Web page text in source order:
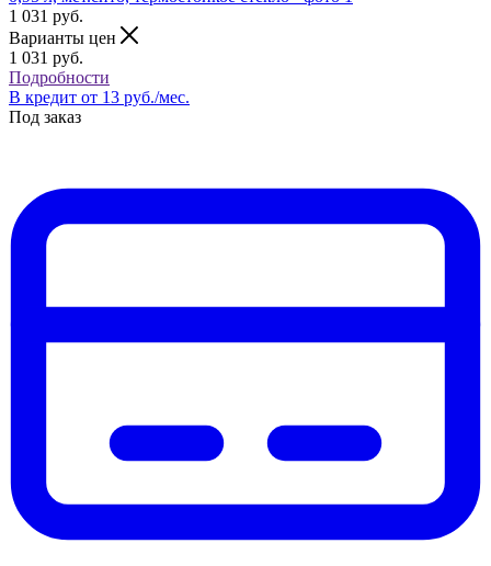
1 031 руб.
Варианты цен
1 031 руб.
Подробности
В кредит от 13 руб./мес.
Под заказ